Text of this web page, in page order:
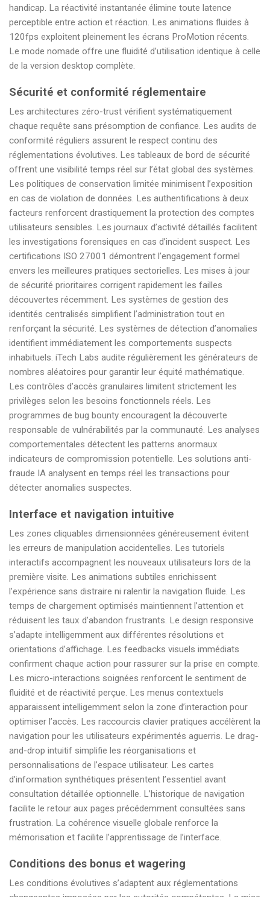
handicap. La réactivité instantanée élimine toute latence
perceptible entre action et réaction. Les animations fluides à
120fps exploitent pleinement les écrans ProMotion récents.
Le mode nomade offre une fluidité d’utilisation identique à celle
de la version desktop complète.
Sécurité et conformité réglementaire
Les architectures zéro-trust vérifient systématiquement
chaque requête sans présomption de confiance. Les audits de
conformité réguliers assurent le respect continu des
réglementations évolutives. Les tableaux de bord de sécurité
offrent une visibilité temps réel sur l’état global des systèmes.
Les politiques de conservation limitée minimisent l’exposition
en cas de violation de données. Les authentifications à deux
facteurs renforcent drastiquement la protection des comptes
utilisateurs sensibles. Les journaux d’activité détaillés facilitent
les investigations forensiques en cas d’incident suspect. Les
certifications ISO 27001 démontrent l’engagement formel
envers les meilleures pratiques sectorielles. Les mises à jour
de sécurité prioritaires corrigent rapidement les failles
découvertes récemment. Les systèmes de gestion des
identités centralisés simplifient l’administration tout en
renforçant la sécurité. Les systèmes de détection d’anomalies
identifient immédiatement les comportements suspects
inhabituels. iTech Labs audite régulièrement les générateurs de
nombres aléatoires pour garantir leur équité mathématique.
Les contrôles d’accès granulaires limitent strictement les
privilèges selon les besoins fonctionnels réels. Les
programmes de bug bounty encouragent la découverte
responsable de vulnérabilités par la communauté. Les analyses
comportementales détectent les patterns anormaux
indicateurs de compromission potentielle. Les solutions anti-
fraude IA analysent en temps réel les transactions pour
détecter anomalies suspectes.
Interface et navigation intuitive
Les zones cliquables dimensionnées généreusement évitent
les erreurs de manipulation accidentelles. Les tutoriels
interactifs accompagnent les nouveaux utilisateurs lors de la
première visite. Les animations subtiles enrichissent
l’expérience sans distraire ni ralentir la navigation fluide. Les
temps de chargement optimisés maintiennent l’attention et
réduisent les taux d’abandon frustrants. Le design responsive
s’adapte intelligemment aux différentes résolutions et
orientations d’affichage. Les feedbacks visuels immédiats
confirment chaque action pour rassurer sur la prise en compte.
Les micro-interactions soignées renforcent le sentiment de
fluidité et de réactivité perçue. Les menus contextuels
apparaissent intelligemment selon la zone d’interaction pour
optimiser l’accès. Les raccourcis clavier pratiques accélèrent la
navigation pour les utilisateurs expérimentés aguerris. Le drag-
and-drop intuitif simplifie les réorganisations et
personnalisations de l’espace utilisateur. Les cartes
d’information synthétiques présentent l’essentiel avant
consultation détaillée optionnelle. L’historique de navigation
facilite le retour aux pages précédemment consultées sans
frustration. La cohérence visuelle globale renforce la
mémorisation et facilite l’apprentissage de l’interface.
Conditions des bonus et wagering
Les conditions évolutives s’adaptent aux réglementations